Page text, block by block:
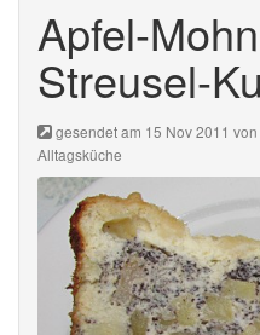
Apfel-
Streusel-
gesendet am 15 Nov 2011 von
Alltagsküche